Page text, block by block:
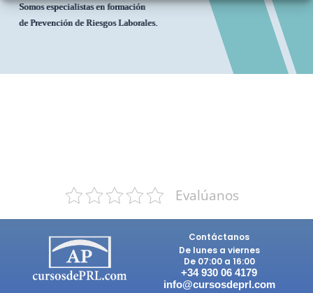
Somos especialistas en formación
de Prevención de Riesgos Laborales.
Evalúanos
Contáctanos
De lunes a viernes
De 07:00 a 16:00
+34 930 06 4179
info@cursosdeprl.com